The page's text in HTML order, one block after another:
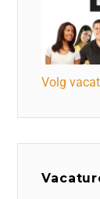
Volg